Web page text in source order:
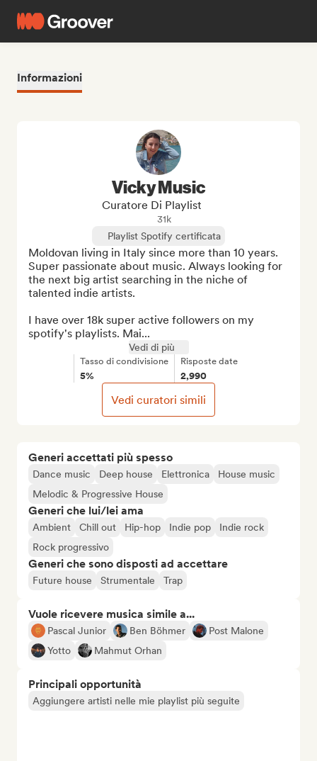
Informazioni
Generi accettati più spesso
Dance music Deep house Elettronica
House music
Melodic & Progressive House
Generi che lui/lei ama
Ambient Chill out Hip-hop Indie pop
Indie rock
Rock progressivo
Generi che sono disposti ad accettare
Future house Strumentale Trap
Vuole ricevere musica simile a...
Pascal Junior Ben Böhmer
Post Malone
Yotto
Mahmut Orhan
Principali opportunità
Aggiungere artisti nelle mie playlist più seguite
Vicky Music
Curatore Di Playlist
31k
Playlist Spotify certificata
Moldovan living in Italy since more than 10 years.
Super passionate about music. Always looking for
the next big artist searching in the niche of
talented indie artists.
I have over 18k super active followers on my
spotify's playlists. Mai...
Vedi di più
Tasso di condivisione
5%
Risposte date
2,990
Vedi curatori simili